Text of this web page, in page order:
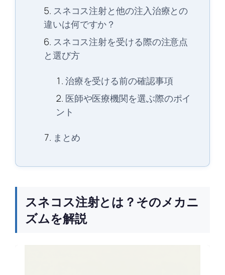
スネコス注射と他の注入治療との
違いは何ですか？
スネコス注射を受ける際の注意点
と選び方
治療を受ける前の確認事項
医師や医療機関を選ぶ際のポイ
ント
まとめ
スネコス注射とは？そのメカニ
ズムを解説